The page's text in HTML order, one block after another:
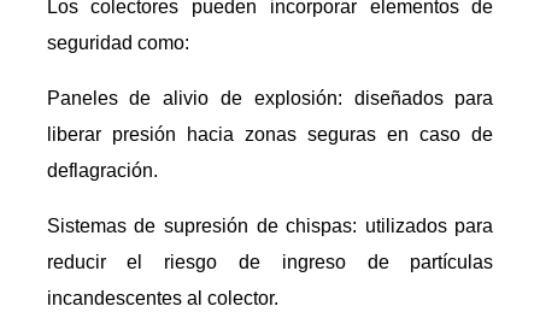
Los colectores pueden incorporar elementos de
seguridad como:
Paneles de alivio de explosión: diseñados para
liberar presión hacia zonas seguras en caso de
deflagración.
Sistemas de supresión de chispas: utilizados para
reducir el riesgo de ingreso de partículas
incandescentes al colector.